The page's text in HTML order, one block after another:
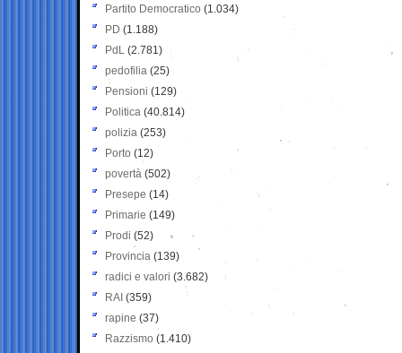
Partito Democratico (1.034)
PD (1.188)
PdL (2.781)
pedofilia (25)
Pensioni (129)
Politica (40.814)
polizia (253)
Porto (12)
povertà (502)
Presepe (14)
Primarie (149)
Prodi (52)
Provincia (139)
radici e valori (3.682)
RAI (359)
rapine (37)
Razzismo (1.410)